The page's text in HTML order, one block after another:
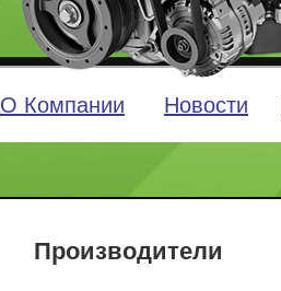
О Компании Новости
Производители